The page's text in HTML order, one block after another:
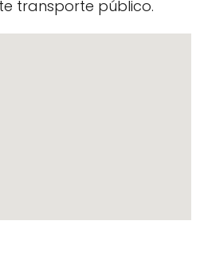
transporte público.